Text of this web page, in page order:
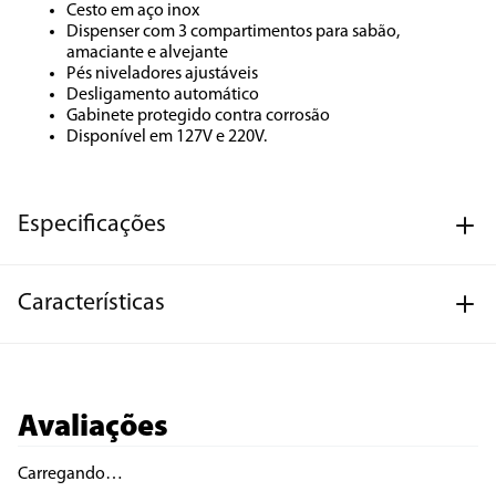
Cesto em aço inox
Dispenser com 3 compartimentos para sabão,
amaciante e alvejante
Pés niveladores ajustáveis
Desligamento automático
Gabinete protegido contra corrosão
Disponível em 127V e 220V.
Especificações
Características
Avaliações
Carregando…